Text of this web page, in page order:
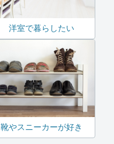
洋室で暮らしたい
靴やスニーカーが好き